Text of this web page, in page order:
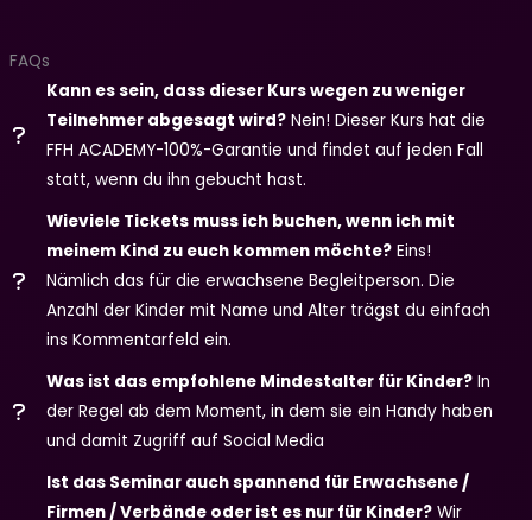
FAQs
Kann es sein, dass dieser Kurs wegen zu weniger
Teilnehmer abgesagt wird? Nein! Dieser Kurs hat die
FFH ACADEMY-100%-Garantie und findet auf jeden Fall
statt, wenn du ihn gebucht hast.
Wieviele Tickets muss ich buchen, wenn ich mit
meinem Kind zu euch kommen möchte? Eins!
Nämlich das für die erwachsene Begleitperson. Die
Anzahl der Kinder mit Name und Alter trägst du einfach
ins Kommentarfeld ein.
Was ist das empfohlene Mindestalter für Kinder? In
der Regel ab dem Moment, in dem sie ein Handy haben
und damit Zugriff auf Social Media
Ist das Seminar auch spannend für Erwachsene /
Firmen / Verbände oder ist es nur für Kinder? Wir